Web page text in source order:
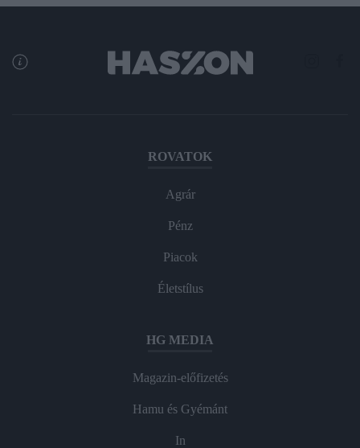
ROVATOK
Agrár
Pénz
Piacok
Életstílus
HG MEDIA
Magazin-előfizetés
Hamu és Gyémánt
In